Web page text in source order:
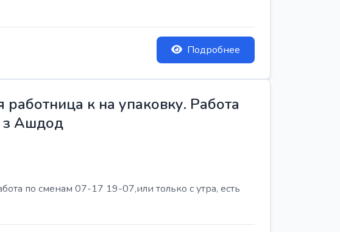
Подробнее
к на упаковку. Работа
з Ашдод
по сменам 07-17 19-07,или только с утра, есть